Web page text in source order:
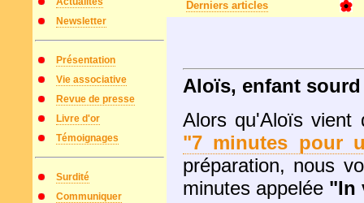
Newsletter
Présentation
Vie associative
Revue de presse
Livre d'or
Témoignages
Surdité
Communiquer
Derniers articles
Aloïs, enfant
Alors qu'Aloïs vient
"7 minutes pour
préparation, nous
minutes appelée "In